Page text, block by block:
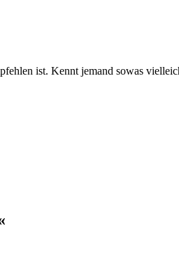
ist. Kennt jemand sowas